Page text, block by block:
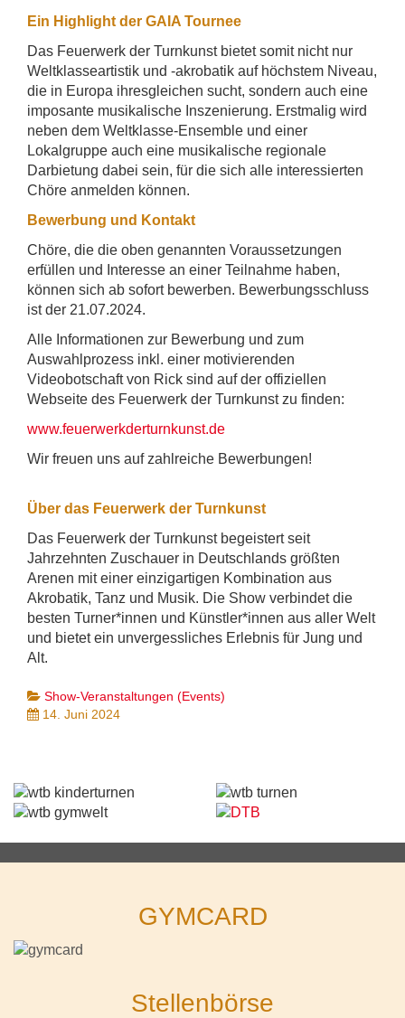
Ein Highlight der GAIA Tournee
Das Feuerwerk der Turnkunst bietet somit nicht nur
Weltklasseartistik und -akrobatik auf höchstem Niveau,
die in Europa ihresgleichen sucht, sondern auch eine
imposante musikalische Inszenierung. Erstmalig wird
neben dem Weltklasse-Ensemble und einer
Lokalgruppe auch eine musikalische regionale
Darbietung dabei sein, für die sich alle interessierten
Chöre anmelden können.
Bewerbung und Kontakt
Chöre, die die oben genannten Voraussetzungen
erfüllen und Interesse an einer Teilnahme haben,
können sich ab sofort bewerben. Bewerbungsschluss
ist der 21.07.2024.
Alle Informationen zur Bewerbung und zum
Auswahlprozess inkl. einer motivierenden
Videobotschaft von Rick sind auf der offiziellen
Webseite des Feuerwerk der Turnkunst zu finden:
www.feuerwerkderturnkunst.de
Wir freuen uns auf zahlreiche Bewerbungen!
Über das Feuerwerk der Turnkunst
Das Feuerwerk der Turnkunst begeistert seit
Jahrzehnten Zuschauer in Deutschlands größten
Arenen mit einer einzigartigen Kombination aus
Akrobatik, Tanz und Musik. Die Show verbindet die
besten Turner*innen und Künstler*innen aus aller Welt
und bietet ein unvergessliches Erlebnis für Jung und
Alt.
Show-Veranstaltungen (Events)
14. Juni 2024
GYMCARD
Stellenbörse